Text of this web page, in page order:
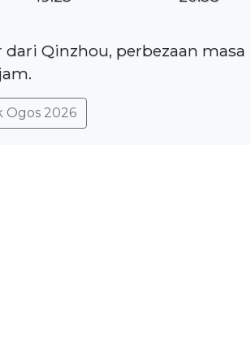
Qinzhou, perbezaan masa
2026